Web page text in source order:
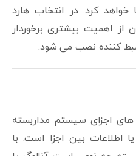
کرد. در انتخاب هارد
از اهمیت بیشتری برخوردار
کننده نصب می شود.
های اجزای سیستم مداربسته
اطلاعات بین اجزا است. با